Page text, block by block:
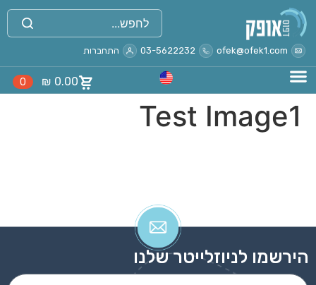
לתוכן
ofek@ofek1.com
03-5622232 התחברות
₪ 0.00
0
Test Image1
הירשמו לניוזלייטר שלנו